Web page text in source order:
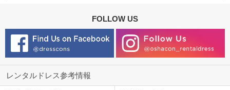
FOLLOW US
レンタルドレス参考情報